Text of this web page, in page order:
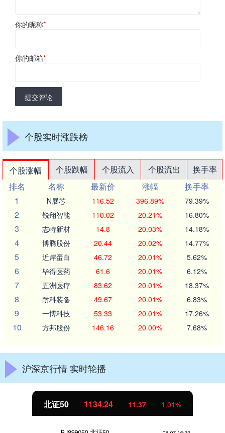
你的昵称*
你的邮箱*
提交评论
个股实时涨跌榜
个股涨幅 个股跌幅 个股流入 个股流出
换手率
排名
名称 最新价 涨幅
换手率
1
N展芯 116.52 396.89% 79.39%
2 锐翔智能 110.02 20.21% 16.80%
3 志特新材 14.8 20.03% 14.18%
4 博腾股份 20.44 20.02% 14.77%
5 近岸蛋白 46.72 20.01% 5.62%
6 毕得医药 61.6 20.01% 6.12%
7 五洲医疗 83.62 20.01% 18.37%
8 耐科装备 49.67 20.01% 6.83%
9 一博科技 53.33 20.01% 17.26%
10 方邦股份 146.16 20.00% 7.68%
沪深京行情 实时轮播
北证50 1134.24 11.37 1.01%